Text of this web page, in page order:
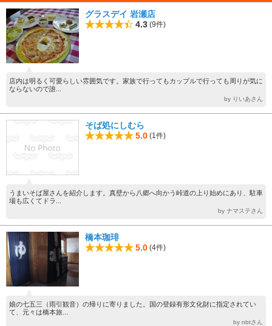
グラスデイ 岩瀬店
4.3 (9件)
店内は明るく可愛らしい雰囲気です。家族で行ってもカップルで行っても周りが気に
ならないので誰...
by りいあさん
そば処にしむら
5.0 (1件)
うまいそば屋さんを紹介します。真壁から八郷へ向かう峠道の上り始めにあり、駐車
場も広くてドラ...
by ナマステさん
橋本珈琲
5.0 (4件)
娘の七五三（雨引観音）の帰りに寄りました。国の登録有形文化財に指定されてい
て、元々は橋本旅...
by nbtさん